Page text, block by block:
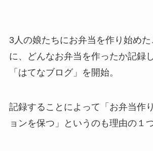
3人の娘たちにお弁当を作り始め
に、どんなお弁当を作ったか記録
「はてなブログ」を開始。
記録することによって「お弁当作
ョンを保つ」というのも理由の１